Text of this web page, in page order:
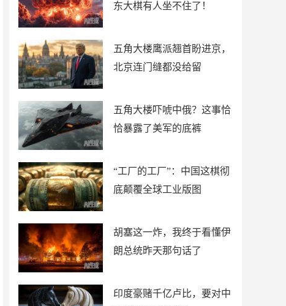
东大棋有人坐不住了！
五角大楼鹰派翘首盼进京，
北京连门缝都没给留
五角大楼吓唬中俄？这事恰
恰暴露了美军的底裤
“工厂的工厂”：中国这棋彻
底颠覆全球工业版图
胡塞这一炸，我终于看懂伊
朗总统昨天那句话了
印度豪赌千亿卢比，要对中